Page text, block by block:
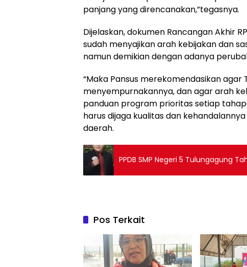
panjang yang direncanakan,”tegasnya.
Dijelaskan, dokumen Rancangan Akhir
sudah menyajikan arah kebijakan dan
namun demikian dengan adanya
“Maka Pansus merekomendasikan agar
menyempurnakannya, dan agar arah
panduan program prioritas setiap
harus dijaga kualitas dan
daerah.
PPDB SMP Negeri 5 Tulungagung
Pos Terkait